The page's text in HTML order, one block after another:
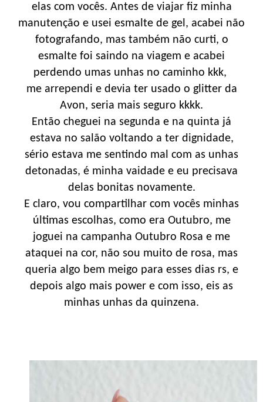
elas com vocês. Antes de viajar fiz minha
manutenção e usei esmalte de gel, acabei não
fotografando, mas também não curti, o
esmalte foi saindo na viagem e acabei
perdendo umas unhas no caminho kkk,
me arrependi e devia ter usado o glitter da
Avon, seria mais seguro kkkk.
Então cheguei na segunda e na quinta já
estava no salão voltando a ter dignidade,
sério estava me sentindo mal com as unhas
detonadas, é minha vaidade e eu precisava
delas bonitas novamente.
E claro, vou compartilhar com vocês minhas
últimas escolhas, como era Outubro, me
joguei na campanha Outubro Rosa e me
ataquei na cor, não sou muito de rosa, mas
queria algo bem meigo para esses dias rs, e
depois algo mais power e com isso, eis as
minhas unhas da quinzena.